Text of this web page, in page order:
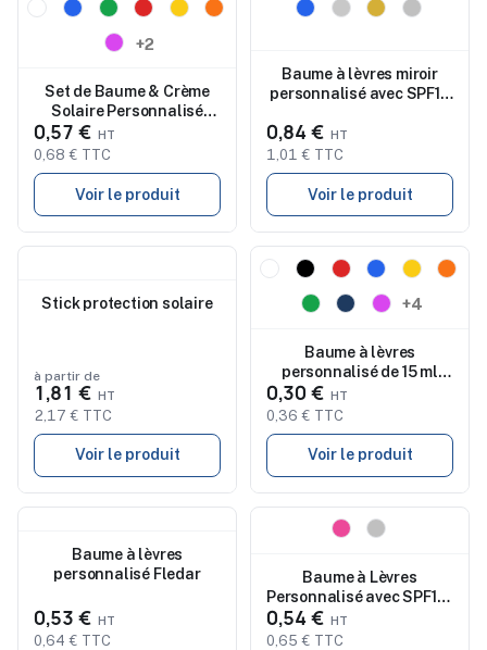
Nouveau
+2
Set de Baume & Crème
Solaire Personnalisé
Canen
0,57 €
0,68 € TTC
Voir le produit
Nouveau
Baume à lèvres miroir
personnalisé avec SPF10
0,84 €
1,01 € TTC
Voir le produit
Stick protection solaire
à partir de
1,81 €
2,17 € TTC
Voir le produit
Nouveau
+4
Baume à lèvres
personnalisé de 15 ml
Darix
0,30 €
0,36 € TTC
Voir le produit
Baume à lèvres
personnalisé Fledar
0,53 €
0,64 € TTC
Baume à Lèvres
Personnalisé avec SPF15 |
Mushu Cadeau
d'Entreprise
0,54 €
0,65 € TTC